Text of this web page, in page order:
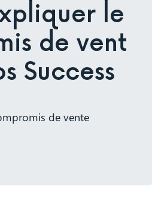
le
de vent
Success
de vente